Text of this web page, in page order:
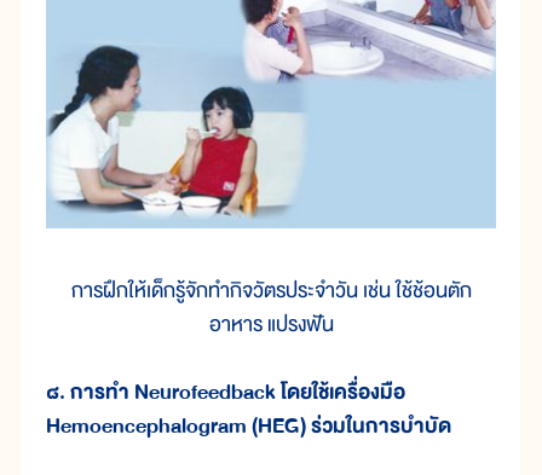
การฝึกให้เด็กรู้จักทำกิจวัตรประจำวัน เช่น ใช้ช้อนตัก
อาหาร แปรงฟัน
๘. การทำ Neurofeedback โดยใช้เครื่องมือ
Hemoencephalogram (HEG) ร่วมในการบำบัด